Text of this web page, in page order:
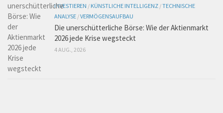
INVESTIEREN / KÜNSTLICHE INTELLIGENZ /TECHNISCHE
ANALYSE /VERMÖGENSAUFBAU
Die unerschütterliche Börse: Wie der Aktienmarkt
2026 jede Krise wegsteckt
4 AUG., 2026